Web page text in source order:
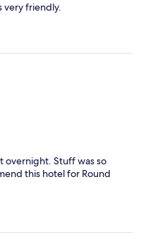
very friendly.
overnight. Stuff was so
this hotel for Round